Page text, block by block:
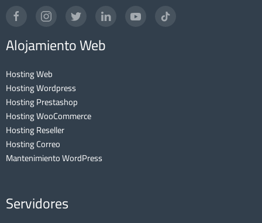
Alojamiento Web
Hosting Web
Hosting Wordpress
Hosting Prestashop
Hosting WooCommerce
Hosting Reseller
Hosting Correo
Mantenimiento WordPress
Servidores